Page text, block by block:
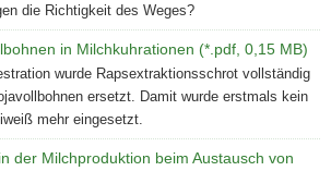
die Richtigkeit des Weges?
in Milchkuhrationen (*.pdf, 0,15 MB)
wurde Rapsextraktionsschrot vollständig
ersetzt. Damit wurde erstmals kein
mehr eingesetzt.
der Milchproduktion beim Austausch von